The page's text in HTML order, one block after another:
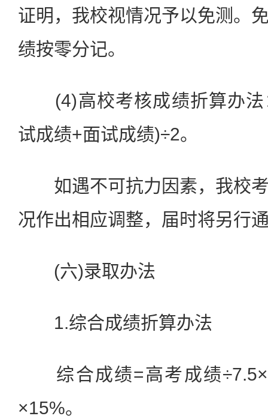
证明，我校视情况予以免测。
绩按零分记。
(4)高校考核成绩折算办法
试成绩+面试成绩)÷2。
如遇不可抗力因素，我校考
况作出相应调整，届时将另行
(六)录取办法
1.综合成绩折算办法
综合成绩=高考成绩
×15%。